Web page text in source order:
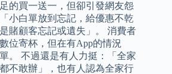
的買一送一，但卻引發網友怨
小白單放到忘記，給優惠不乾
賭顧客忘記或遺失」。 消費者
位寄杯，但在有App的情況
。 不過還是有人力挺：「全家
不敢辦」，也有人認為全家行